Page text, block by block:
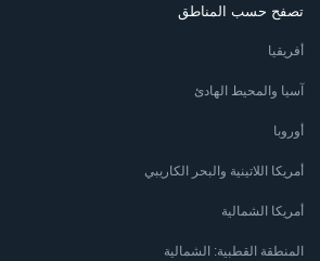
تصفح حسب المناطق
أفريقيا
آسيا والمحيط الهادئ
أوروبا
أمريكا اللاتينية والبحر الكاريبي
أمريكا الشمالية
المنطقة القطبية: الشمالية